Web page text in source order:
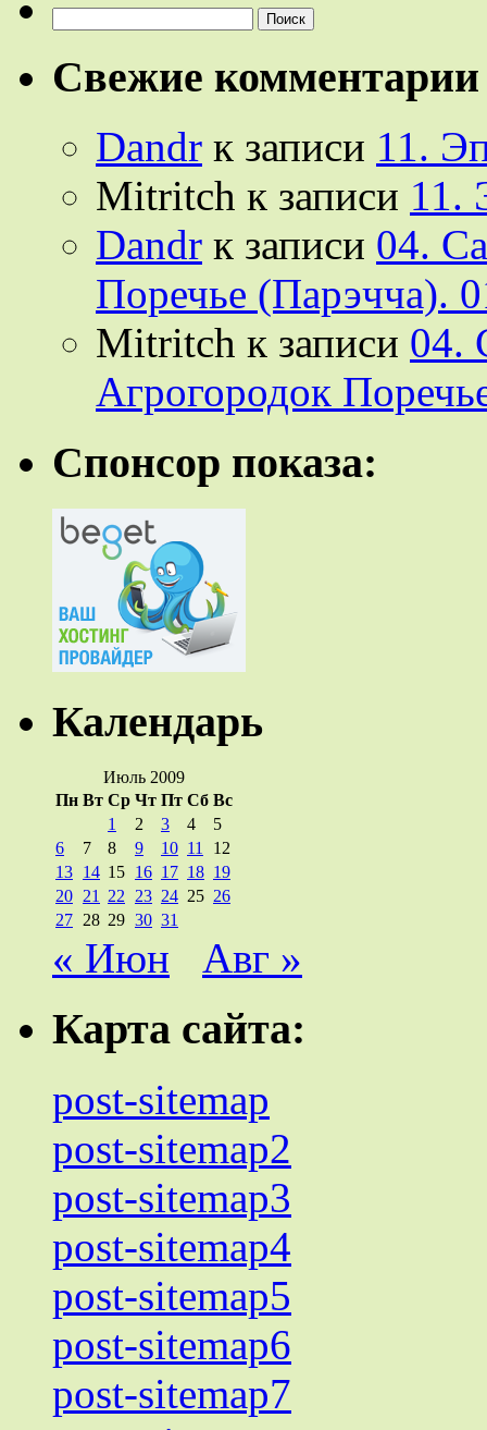
Свежие комментарии
Dandr к записи 11.
Mitritch к записи 11.
Dandr к записи 04.
Поречье (Парэчча).
Mitritch к записи 04.
Агрогородок
Спонсор показа:
Календарь
Июль 2009
Пн Вт Ср Чт Пт Сб Вс
1
2 3 4
5
6
7 8 9 10 11
12
13 14 15 16 17 18 19
20 21 22 23 24 25 26
27 28 29 30 31
« Июн Авг »
Карта сайта:
post-sitemap
post-sitemap2
post-sitemap3
post-sitemap4
post-sitemap5
post-sitemap6
post-sitemap7